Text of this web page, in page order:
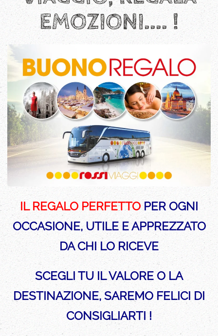
EMOZIONI.... !
IL REGALO PERFETTO PER OGNI
OCCASIONE, UTILE E APPREZZATO
DA CHI LO RICEVE
SCEGLI TU IL VALORE O LA
DESTINAZIONE, SAREMO FELICI DI
CONSIGLIARTI !